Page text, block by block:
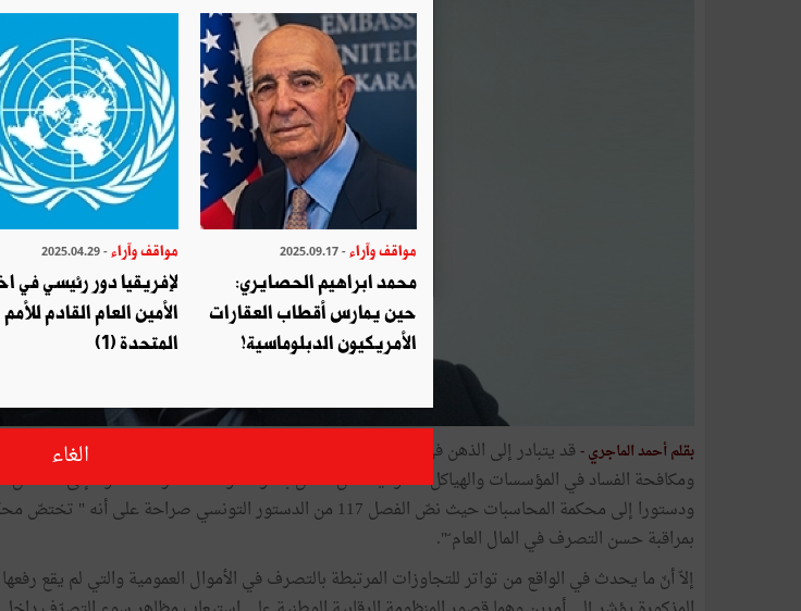
بقلم أحمد الماجري - قد يتبادر إلى الذهن في خطوات التفكير الأولى، أنّ سبل إصلاح وتطوير أساليب التصرف
ومكافحة الفساد في المؤسسات والهياكل العمومية شأن خاص بالدولة فوّضت ممارسته قانونا إلى عدد من
ودستورا إلى محكمة المحاسبات حيث نصّ الفصل 117 من الدستور التونسي صراحة على
بمراقبة حسن التصرف في المال العام ّ".
إلاّ أنّ ما يحدث في الواقع من تواتر للتجاوزات المرتبطة بالتصرف في الأموال العمومية والتي لم يقع
مواقف وآراء - 2025.09.17
محمد ابراهيم الحصايري:
حين يمارس أقطاب العقارات
الأمريكيون الدبلوماسية!
مواقف وآراء - 2025.04.29
لإفريقيا دور رئيسي في
الأمين العام القادم للأمم
المتحدة (1)
الغاء